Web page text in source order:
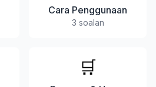
Cara Penggunaan
3 soalan
🛒